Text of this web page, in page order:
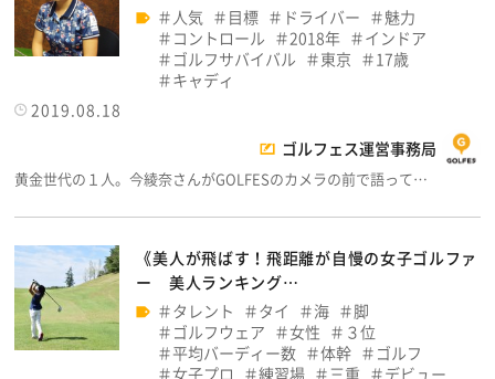
人気
目標 ドライバー
魅力
コントロール
2018年
インドア
ゴルフサバイバル
東京
17歳
キャディ
2019.08.18
ゴルフェス運営事務局
黄金世代の１人。今綾奈さんがGOLFESのカメラの前で語って…
《美人が飛ばす！飛距離が自慢の女子ゴルファ
ー 美人ランキング…
タレント
タイ 海
脚
ゴルフウェア
女性
３位
平均バーディー数
体幹
ゴルフ
女子プロ
練習場 三重 デビュー